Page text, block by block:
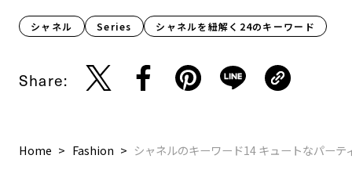
シャネル Series シャネルを紐解く24のキーワード
Share:
Home Fashion シャネルのキーワード14 キュートなパーテ